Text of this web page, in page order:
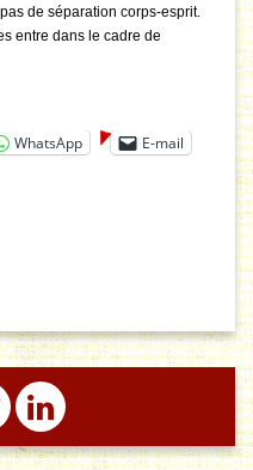
de séparation corps-esprit.
entre dans le cadre de
WhatsApp E-mail